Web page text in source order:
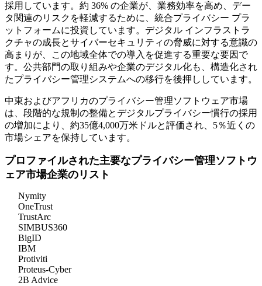
採用しています。約 36% の企業が、業務効率を高め、デー
タ関連のリスクを軽減するために、統合プライバシー プラ
ットフォームに投資しています。デジタル インフラストラ
クチャの成長とサイバーセキュリティの脅威に対する意識の
高まりが、この地域全体での導入を促進する重要な要因で
す。公共部門の取り組みや企業のデジタル化も、構造化され
たプライバシー管理システムへの移行を後押ししています。
中東およびアフリカのプライバシー管理ソフトウェア市場
は、段階的な規制の整備とデジタルプライバシー慣行の採用
の増加により、約35億4,000万米ドルと評価され、5％近くの
市場シェアを保持しています。
プロファイルされた主要なプライバシー管理ソフトウ
ェア市場企業のリスト
Nymity
OneTrust
TrustArc
SIMBUS360
BigID
IBM
Protiviti
Proteus-Cyber
2B Advice